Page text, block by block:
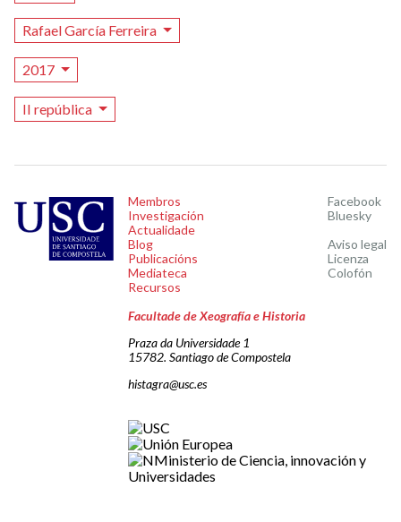
Rafael García Ferreira
2017
II república
Membros
Investigación
Actualidade
Blog
Publicacións
Mediateca
Recursos
Facebook
Bluesky
Aviso legal
Licenza
Colofón
Facultade de Xeografía e Historia
Praza da Universidade 1
15782. Santiago de Compostela
histagra@usc.es